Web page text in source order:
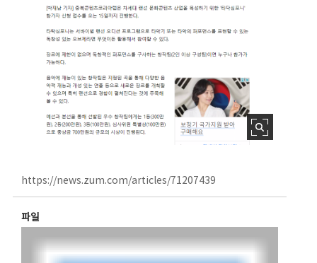
https://news.zum.com/articles/71207439
파일